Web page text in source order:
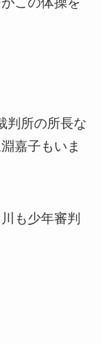
判所の所長な
嘉子もいま
も少年審判